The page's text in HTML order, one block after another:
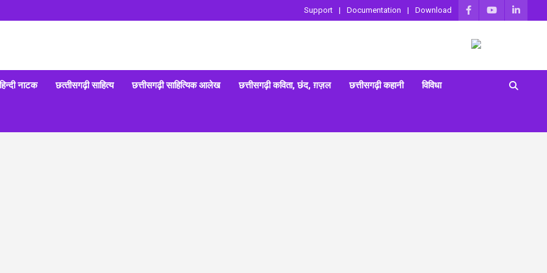
Support Documentation Download
हिन्‍दी नाटक छत्‍तीसगढ़ी साहित्‍य छत्तीसगढ़ी साहित्यिक आलेख छत्तीसगढ़ी कविता, छंद, ग़ज़ल छत्तीसगढ़ी कहानी विविधा